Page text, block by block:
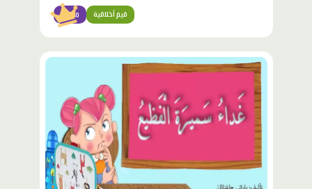
متقدّم قيم أخلاقية
محتوى
مميّز